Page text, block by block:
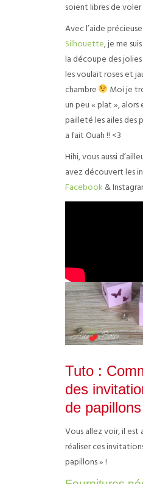
soient libres de voler
Avec l’aide
Silhouette, je me
la découpe des
les voulait roses et
chambre
Moi je
un peu « plat », alors
pailleté les ailes des
a fait Ouah !! <3
Hihi, vous aussi
avez découvert les
Facebook &
Tuto :
des
de
Vous allez voir, il est
réaliser ces
papillons » !